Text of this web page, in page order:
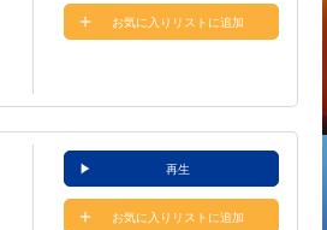
お気に入りリストに追加
再生
お気に入りリストに追加